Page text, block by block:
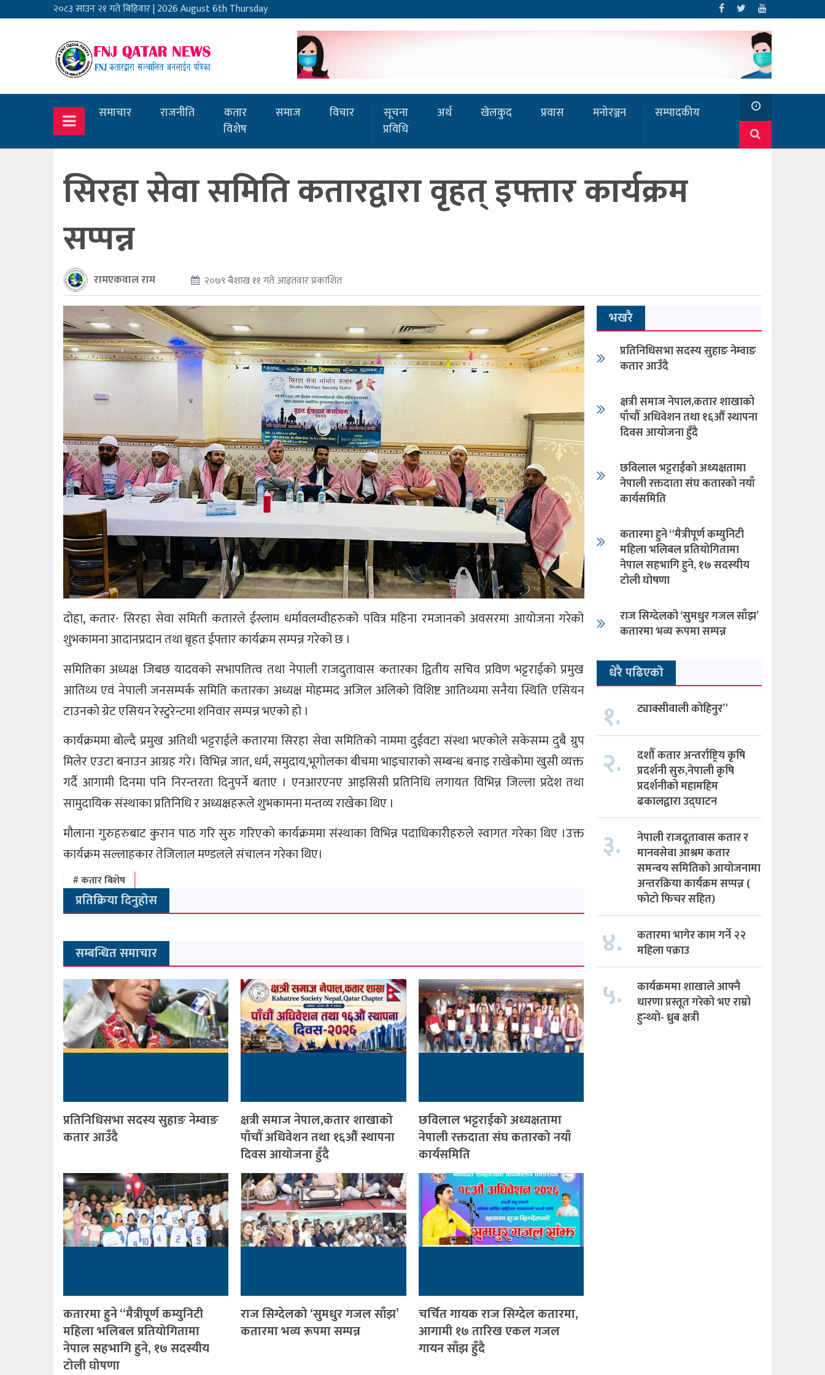
२०८३ साउन २१ गते बिहिवार|2026 August 6th Thursday
समाचार राजनीति
कतार
विशेष
समाज विचार
सूचना
प्रविधि
अर्थ खेलकुद प्रवास मनोरञ्जन सम्पादकीय
सिरहा सेवा समिति कतारद्वारा वृहत् इफ्तार कार्यक्रम
सप्पन्न
रामएकवाल राम २०७९ बैशाख ११ गते आइतवार प्रकाशित
दोहा, कतार- सिरहा सेवा समिती कतारले ईस्लाम धर्मावलम्वीहरुको पवित्र महिना रमजानको अवसरमा आयोजना गरेको
शुभकामना आदानप्रदान तथा बृहत ईफ्तार कार्यक्रम सम्पन्न गरेको छ ।
समितिका अध्यक्ष जिबछ यादवको सभापतित्व तथा नेपाली राजदुतावास कतारका द्वितीय सचिव प्रविण भट्टराईको प्रमुख
आतिथ्य एवं नेपाली जनसम्पर्क समिति कतारका अध्यक्ष माेहम्मद अजिल अलिको विशिष्ट आतिथ्यमा सनैया स्थिति एसियन
टाउनको ग्रेट एसियन रेस्टुरेन्टमा शनिवार सम्पन्न भएको हो ।
कार्यक्रममा बोल्दै प्रमुख अतिथी भट्टराईले कतारमा सिरहा सेवा समितिको नाममा दुईवटा संस्था भएकोले सकेसम्म दुबै ग्रुप
मिलेर एउटा बनाउन आग्रह गरे। विभिन्न जात, धर्म, समुदाय,भूगोलका बीचमा भाइचाराको सम्बन्ध बनाइ राखेकोमा खुसी व्यक्त
गर्दै आगामी दिनमा पनि निरन्तरता दिनुपर्ने बताए । एनआरएनए आइसिसी प्रतिनिधि लगायत विभिन्न जिल्ला प्रदेश तथा
सामुदायिक संस्थाका प्रतिनिधि र अध्यक्षहरूले शुभकामना मन्तव्य राखेका थिए ।
मौलाना गुरुहरुबाट कुरान पाठ गरि सुरु गरिएकाे कार्यक्रममा संस्थाका विभिन्न पदाधिकारीहरुले स्वागत गरेका थिए ।उक्त
कार्यक्रम सल्लाहकार तेजिलाल मण्डलले संचालन गरेका थिए।
कतार बिशेष
प्रतिक्रिया दिनुहोस
सम्बन्धित समाचार
प्रतिनिधिसभा सदस्य सुहाङ नेम्वाङ
कतार आउँदै
क्षत्री समाज नेपाल,कतार शाखाको
पाँचौँ अधिवेशन तथा १६औँ स्थापना
दिवस आयोजना हुँदै
छविलाल भट्टराईको अध्यक्षतामा
नेपाली रक्तदाता संघ कतारको नयाँ
कार्यसमिति
कतारमा हुने “मैत्रीपूर्ण कम्युनिटी
महिला भलिबल प्रतियोगितामा
नेपाल सहभागि हुने, १७ सदस्यीय
टोली घोषणा
राज सिग्देलको ‘सुमधुर गजल साँझ’
कतारमा भव्य रूपमा सम्पन्न
चर्चित गायक राज सिग्देल कतारमा,
आगामी १७ तारिख एकल गजल
गायन साँझ हुँदै
भखरै
प्रतिनिधिसभा सदस्य सुहाङ नेम्वाङ
कतार आउँदै
क्षत्री समाज नेपाल,कतार शाखाको
पाँचौँ अधिवेशन तथा १६औँ स्थापना
दिवस आयोजना हुँदै
छविलाल भट्टराईको अध्यक्षतामा
नेपाली रक्तदाता संघ कतारको नयाँ
कार्यसमिति
कतारमा हुने “मैत्रीपूर्ण कम्युनिटी
महिला भलिबल प्रतियोगितामा
नेपाल सहभागि हुने, १७ सदस्यीय
टोली घोषणा
राज सिग्देलको ‘सुमधुर गजल साँझ’
कतारमा भव्य रूपमा सम्पन्न
धेरै पढिएको
१. ट्याक्सीवाली कोहिनुर”
२.
दशौँ कतार अन्तर्राष्ट्रिय कृषि
प्रदर्शनी सुरु,नेपाली कृषि
प्रदर्शनीको महामहिम
ढकालद्वारा उद्घाटन
३.
नेपाली राजदूतावास कतार र
मानवसेवा आश्रम कतार
समन्वय समितिको आयोजनामा
अन्तरक्रिया कार्यक्रम सप्पन्न (
फोटो फिचर सहित)
४.
कतारमा भागेर काम गर्ने २२
महिला पक्राउ
५.
कार्यक्रममा शाखाले आफ्नै
धारणा प्रस्तूत गरेको भए राम्रो
हुन्थ्यो- ध्रुब क्षत्री